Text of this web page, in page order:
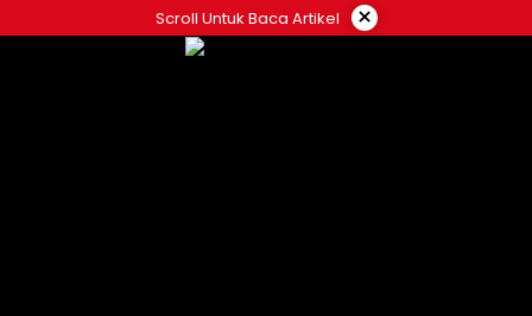
ke
Scroll Untuk Baca Artikel ×